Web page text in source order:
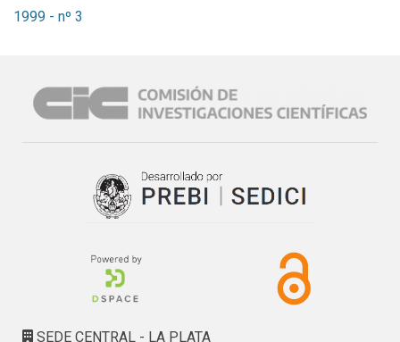
1999 - nº 3
SEDE CENTRAL - LA PLATA